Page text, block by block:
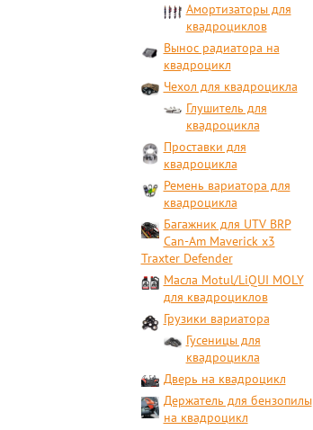
Амортизаторы для
квадроциклов
Вынос радиатора на
квадроцикл
Чехол для квадроцикла
Глушитель для
квадроцикла
Проставки для
квадроцикла
Ремень вариатора для
квадроцикла
Багажник для UTV BRP
Can-Am Maverick x3
Traxter Defender
Масла Motul/LiQUI MOLY
для квадроциклов
Грузики вариатора
Гусеницы для
квадроцикла
Дверь на квадроцикл
Держатель для бензопилы
на квадроцикл